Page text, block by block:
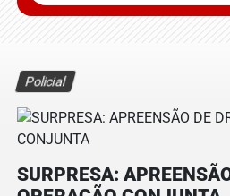
Policial
SURPRESA: